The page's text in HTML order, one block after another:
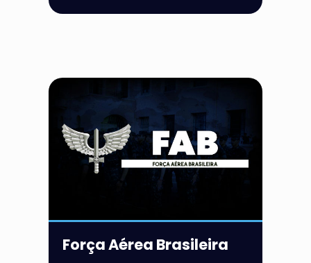
Força Aérea Brasileira